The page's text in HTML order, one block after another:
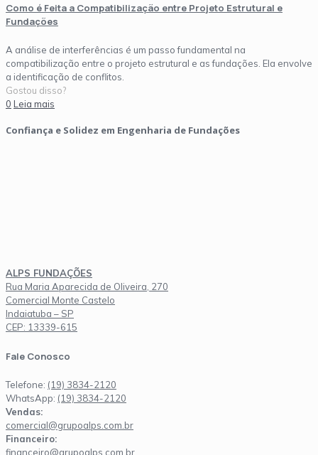
Como é Feita a Compatibilização entre Projeto Estrutural e
Fundações
A análise de interferências é um passo fundamental na
compatibilização entre o projeto estrutural e as fundações. Ela envolve
a identificação de conflitos.
Gostou disso?
0 Leia mais
Confiança e Solidez em Engenharia de Fundações
ALPS FUNDAÇÕES
Rua Maria Aparecida de Oliveira, 270
Comercial Monte Castelo
Indaiatuba – SP
CEP: 13339-615
Fale Conosco
Telefone: (19) 3834-2120
WhatsApp: (19) 3834-2120
Vendas:
comercial@grupoalps.com.br
Financeiro:
financeiro@grupoalps.com.br